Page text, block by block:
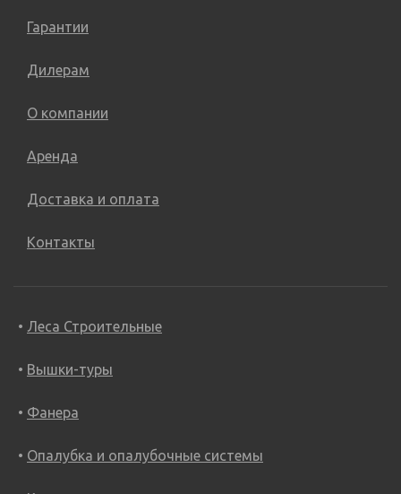
Электроштабелеры,Складская техника
Гарантии
Дилерам
О компании
Аренда
Доставка и оплата
Контакты
Леса Строительные
Вышки-туры
Фанера
Опалубка и опалубочные системы